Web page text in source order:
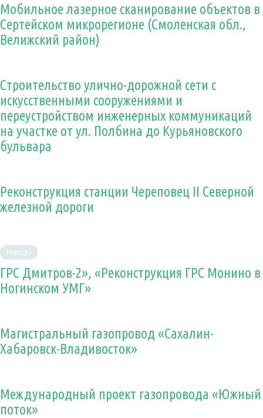
Мобильное лазерное сканирование объектов в
Сертейском микрорегионе (Смоленская обл.,
Велижский район)
Строительство улично-дорожной сети с
искусственными сооружениями и
переустройством инженерных коммуникаций
на участке от ул. Полбина до Курьяновского
бульвара
Реконструкция станции Череповец II Северной
железной дороги
Разведка
ГРС Дмитров-2», «Реконструкция ГРС Монино в
Ногинском УМГ»
Магистральный газопровод «Сахалин-
Хабаровск-Владивосток»
Международный проект газопровода «Южный
поток»